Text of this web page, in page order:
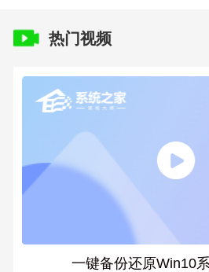
热门视频
一键备份还原Win10